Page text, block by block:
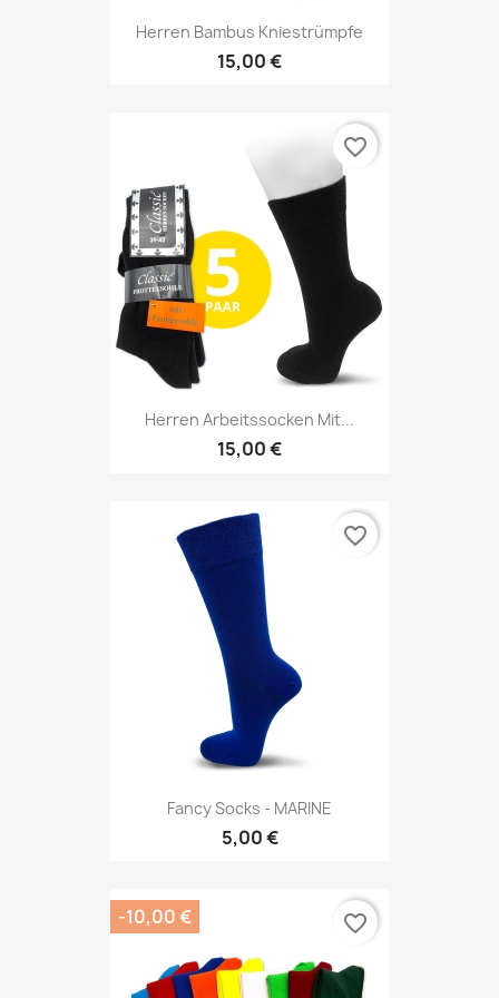
Herren Bambus Kniestrümpfe
15,00 €
Herren Arbeitssocken Mit...
15,00 €
favorite_border
Fancy Socks - MARINE
5,00 €
favorite_border
-10,00 € favorite_border